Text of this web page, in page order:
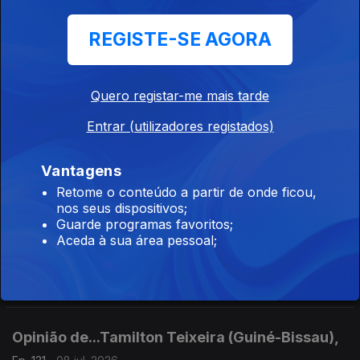
Criminalização da auto-proclamacao de vitoria
Opinião de...Gelson Baía (São Tomé e Principe),
Eleições Presidenciais em STP: o debate que ainda não
Opinião de...Carlos Rosado de Carvalho
(Angola),
Opinião de...Tamilton Teixeira (Guiné-Bissau),
REGISTE-SE AGORA
Quero registar-me mais tarde
Entrar (utilizadores registados)
Vantagens
Retome o conteúdo a partir de onde ficou,
nos seus dispositivos;
Guarde programas favoritos;
Aceda à sua área pessoal;